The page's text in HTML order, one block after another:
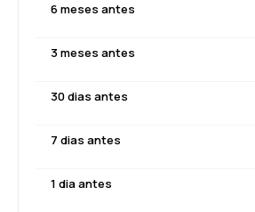
6 meses antes
3 meses antes
30 dias antes
7 dias antes
1 dia antes